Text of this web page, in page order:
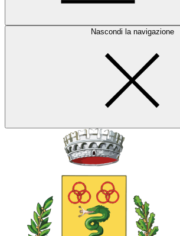
Nascondi la navigazione